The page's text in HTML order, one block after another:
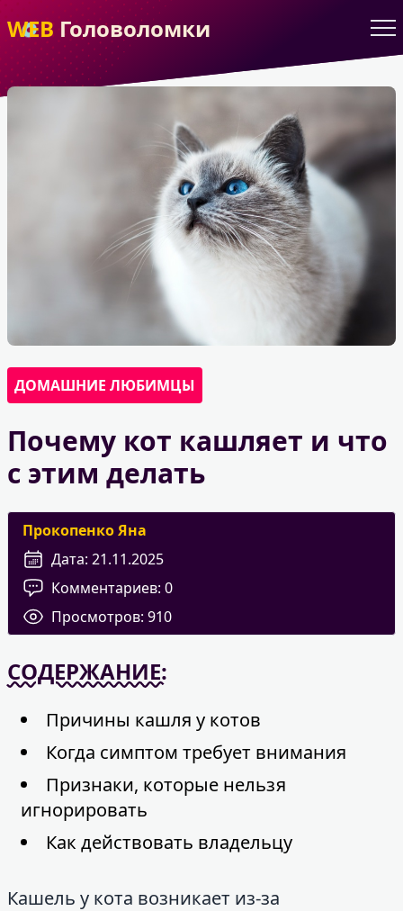
WEBГоловоломки
ДОМАШНИЕ ЛЮБИМЦЫ
Почему кот кашляет и что
с этим делать
Прокопенко Яна
Дата: 21.11.2025
Комментариев: 0
Просмотров: 910
СОДЕРЖАНИЕ:
Причины кашля у котов
Когда симптом требует внимания
Признаки, которые нельзя
игнорировать
Как действовать владельцу
Кашель у кота возникает из-за